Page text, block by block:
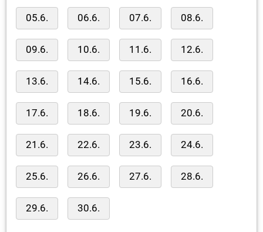
05.6. 06.6. 07.6. 08.6.
09.6. 10.6. 11.6. 12.6.
13.6. 14.6. 15.6. 16.6.
17.6. 18.6. 19.6. 20.6.
21.6. 22.6. 23.6. 24.6.
25.6. 26.6. 27.6. 28.6.
29.6. 30.6.